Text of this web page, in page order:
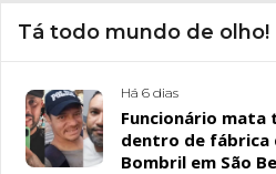
Tá todo mundo de olho!
Há 6 dias
Funcionário mata
dentro de fábrica
Bombril em São